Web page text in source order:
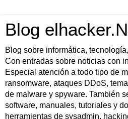
Blog
Blog sobre informática,
Con entradas sobre noticias con
Especial atención a todo tipo de
ransomware, ataques DDoS,
de malware y spyware. También
software, manuales, tutoriales y
herramientas de sysadmin,